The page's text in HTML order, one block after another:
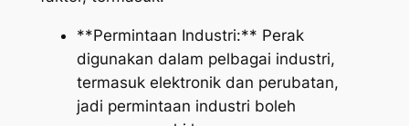
**Permintaan Industri:** Perak
digunakan dalam pelbagai industri,
termasuk elektronik dan perubatan,
jadi permintaan industri boleh